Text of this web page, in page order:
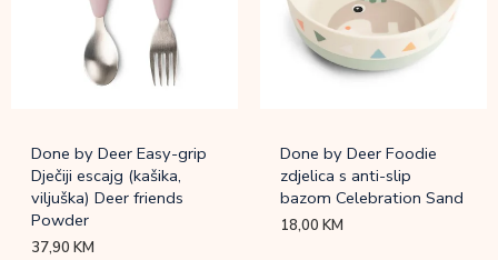
Done by Deer Easy-grip
Dječiji escajg (kašika,
viljuška) Deer friends
Powder
37,90KM
Done by Deer Foodie
zdjelica s anti-slip
bazom Celebration Sand
18,00KM